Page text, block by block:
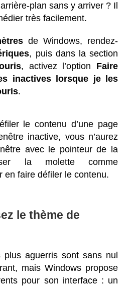
plan sans y arriver ? Il
très facilement.
de Windows, rendez-
, puis dans la section
, activez l’option Faire
inactives lorsque je les
.
le contenu d’une page
inactive, vous n’aurez
avec le pointeur de la
la molette comme
en faire défiler le contenu.
le thème de
plus aguerris sont sans nul
mais Windows propose
pour son interface : un